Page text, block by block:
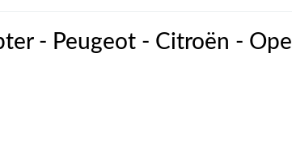
- Peugeot - Citroën - Opel